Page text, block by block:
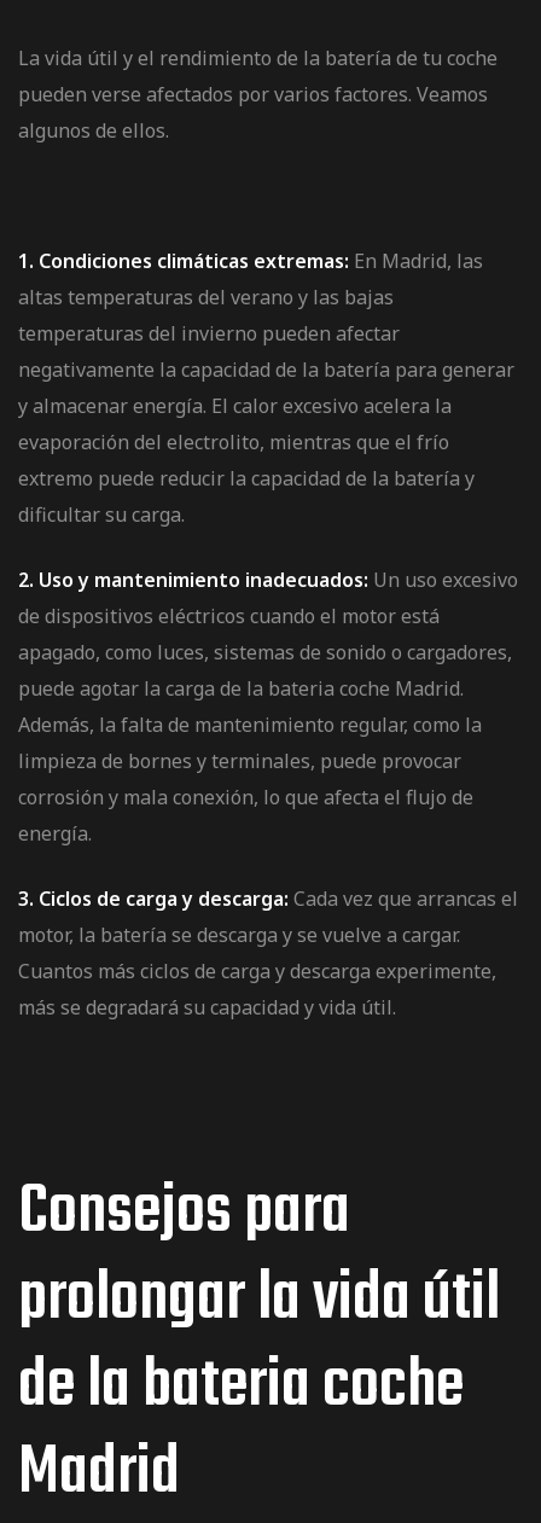
La vida útil y el rendimiento de la batería de tu coche
pueden verse afectados por varios factores. Veamos
algunos de ellos.
1. Condiciones climáticas extremas: En Madrid, las
altas temperaturas del verano y las bajas
temperaturas del invierno pueden afectar
negativamente la capacidad de la batería para generar
y almacenar energía. El calor excesivo acelera la
evaporación del electrolito, mientras que el frío
extremo puede reducir la capacidad de la batería y
dificultar su carga.
2. Uso y mantenimiento inadecuados: Un uso excesivo
de dispositivos eléctricos cuando el motor está
apagado, como luces, sistemas de sonido o cargadores,
puede agotar la carga de la bateria coche Madrid.
Además, la falta de mantenimiento regular, como la
limpieza de bornes y terminales, puede provocar
corrosión y mala conexión, lo que afecta el flujo de
energía.
3. Ciclos de carga y descarga: Cada vez que arrancas el
motor, la batería se descarga y se vuelve a cargar.
Cuantos más ciclos de carga y descarga experimente,
más se degradará su capacidad y vida útil.
Consejos para
prolongar la vida útil
de la bateria coche
Madrid